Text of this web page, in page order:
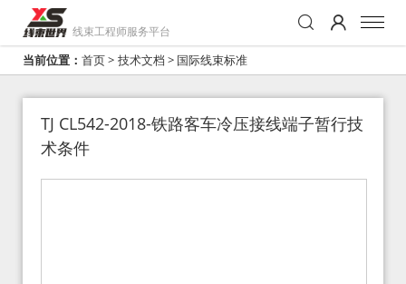
线束工程师服务平台
当前位置： 首页> 技术文档 > 国际线束标准
TJ CL542-2018-铁路客车冷压接线端子暂行技
术条件